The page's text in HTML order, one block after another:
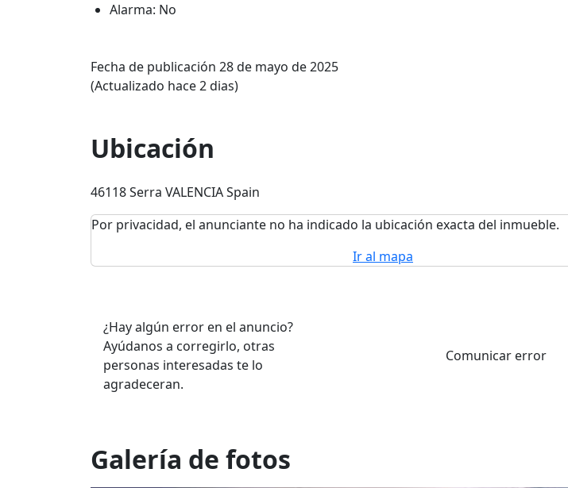
Alarma: No
Fecha de publicación 28 de mayo de 2025
(Actualizado hace 2 dias)
Ubicación
46118 Serra VALENCIA Spain
Por privacidad, el anunciante no ha indicado la ubicación exacta del inmueble.
Ir al mapa
¿Hay algún error en el anuncio?
Ayúdanos a corregirlo, otras
personas interesadas te lo
agradeceran.
Comunicar error
Galería de fotos